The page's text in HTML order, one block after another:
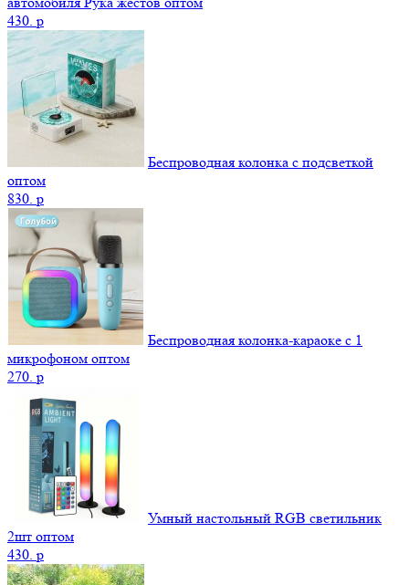
430. p
Беспроводная колонка с подсветкой
оптом
830. p
Беспроводная колонка-караоке с 1
микрофоном оптом
270. p
Умный настольный RGB светильник
2шт оптом
430. p